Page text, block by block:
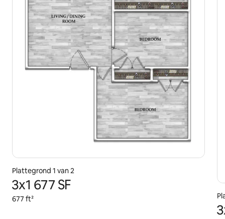
Plattegrond 1 van 2
3x1 677 SF
677 ft²